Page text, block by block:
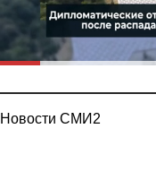
Новости СМИ2